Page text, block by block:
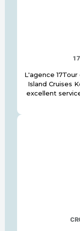
L'agence
Island Cruises
excellent